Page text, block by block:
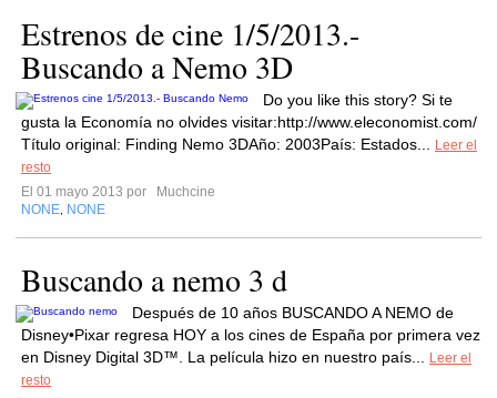
Estrenos de cine 1/5/2013.-
Buscando a Nemo 3D
Do you like this story? Si te
gusta la Economía no olvides visitar:http://www.eleconomist.com/
Título original: Finding Nemo 3DAño: 2003País: Estados...
Leer el
resto
El 01 mayo 2013 por
Muchcine
NONE NONE
Buscando a nemo 3 d
Después de 10 años BUSCANDO A NEMO de
Disney•Pixar regresa HOY a los cines de España por primera vez
en Disney Digital 3D™. La película hizo en nuestro país...
Leer el
resto